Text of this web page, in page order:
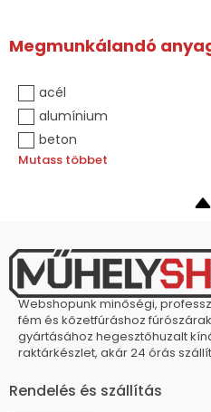
Megmunkálandó
acél
alumínium
beton
Mutass többet
Webshopunk minőségi,
fém és kőzetfúráshoz
gyártásához hegesztőhuzalt
raktárkészlet, akár 24 órás
Rendelés és szállítás